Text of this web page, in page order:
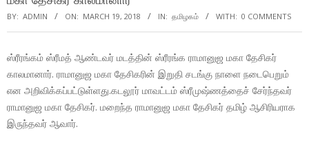
BY: ADMIN ON: MARCH 19, 2018 IN: தமிழகம் WITH: 0 COMMENTS
ஸ்ரீரங்கம் ஸ்ரீமத் ஆண்டவர் மடத்தின் ஸ்ரீரங்க ராமானுஜ மகா தேசிகர்
காலமானார். ராமானுஜ மகா தேசிகரின் இறுதி சடங்கு நாளை நடைபெறும்
என அறிவிக்கப்பட்டுள்ளது.கடலூர் மாவட்டம் ஸ்ரீமுஷ்ணத்தைச் சேர்ந்தவர்
ராமானுஜ மகா தேசிகர். மறைந்த ராமானுஜ மகா தேசிகர் தமிழ் ஆசிரியராக
இருந்தவர் ஆவார்.